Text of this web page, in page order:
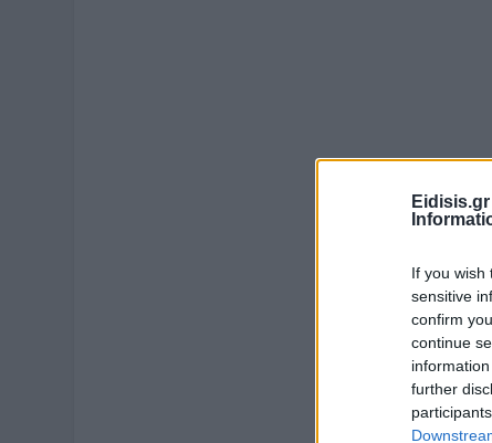
Eidisis.gr
If you wish
sensitive
confirm
continue
further